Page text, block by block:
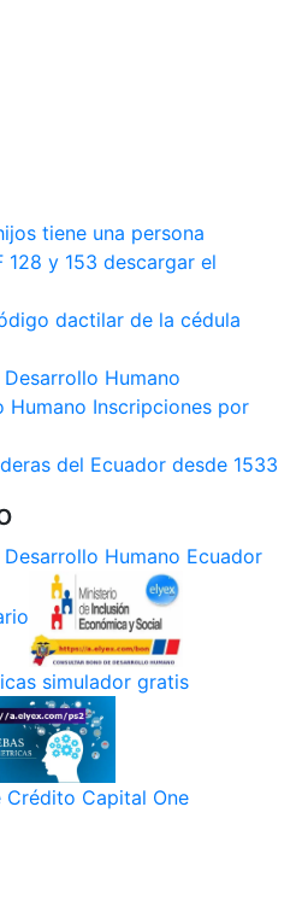
tiene una persona
128 y 153 descargar el
dactilar de la cédula
Humano
Humano Inscripciones por
del Ecuador desde 1533
Humano Ecuador
simulador gratis
Capital One